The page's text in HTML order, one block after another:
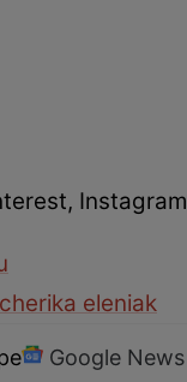
Instagram
erika eleniak
Google News